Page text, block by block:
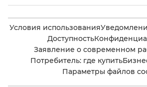
Условия использования
Доступность
Заявление о современном
Потребитель: где купить
Параметры файлов